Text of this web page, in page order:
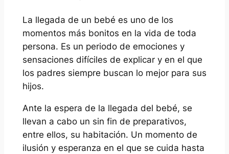
La llegada de un bebé es uno de los
momentos más bonitos en la vida de toda
persona. Es un periodo de emociones y
sensaciones difíciles de explicar y en el que
los padres siempre buscan lo mejor para sus
hijos.
Ante la espera de la llegada del bebé, se
llevan a cabo un sin fin de preparativos,
entre ellos, su habitación. Un momento de
ilusión y esperanza en el que se cuida hasta